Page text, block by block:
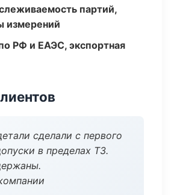
партий,
измерений
РФ и ЕАЭС, экспортная
сделали с первого
в пределах ТЗ.